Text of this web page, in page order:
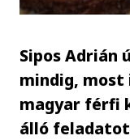
Sipos Adrián
mindig, most
magyar férfi
álló